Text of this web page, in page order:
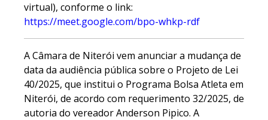
virtual), conforme o link:
https://meet.google.com/bpo-whkp-rdf
A Câmara de Niterói vem anunciar a mudança de
data da audiência pública sobre o Projeto de Lei
40/2025, que institui o Programa Bolsa Atleta em
Niterói, de acordo com requerimento 32/2025, de
autoria do vereador Anderson Pipico. A